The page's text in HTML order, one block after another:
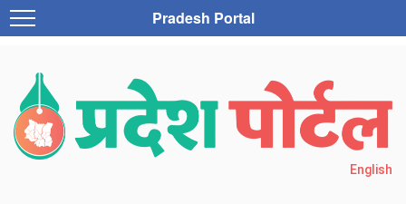
Pradesh Portal
English